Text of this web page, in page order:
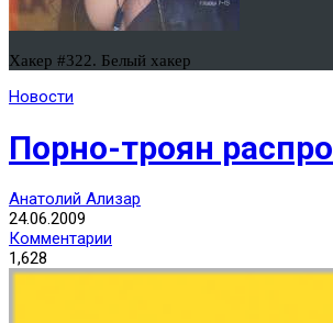
Хакер #322. Белый хакер
Новости
Порно-троян
Анатолий Ализар
24.06.2009
Комментарии
1,628